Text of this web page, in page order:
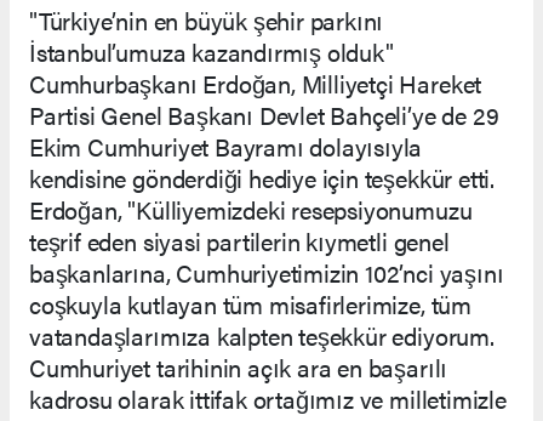
"Türkiye’nin en büyük şehir parkını
İstanbul’umuza kazandırmış olduk"
Cumhurbaşkanı Erdoğan, Milliyetçi Hareket
Partisi Genel Başkanı Devlet Bahçeli’ye de 29
Ekim Cumhuriyet Bayramı dolayısıyla
kendisine gönderdiği hediye için teşekkür etti.
Erdoğan, "Külliyemizdeki resepsiyonumuzu
teşrif eden siyasi partilerin kıymetli genel
başkanlarına, Cumhuriyetimizin 102’nci yaşını
coşkuyla kutlayan tüm misafirlerimize, tüm
vatandaşlarımıza kalpten teşekkür ediyorum.
Cumhuriyet tarihinin açık ara en başarılı
kadrosu olarak ittifak ortağımız ve milletimizle